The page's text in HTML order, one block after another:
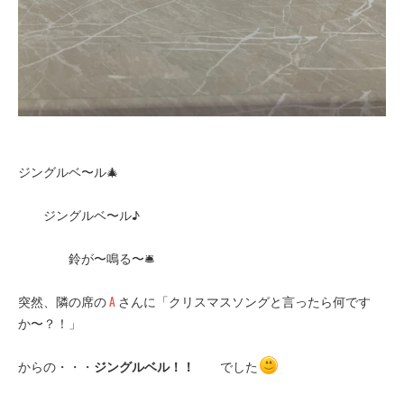
ジングルベ〜ル🎄
ジングルベ〜ル♪
鈴が〜鳴る〜🛎️
突然、隣の席のA さんに「クリスマスソングと言ったら何です
か〜？！」
からの・・・ ジングルベル！！ でした